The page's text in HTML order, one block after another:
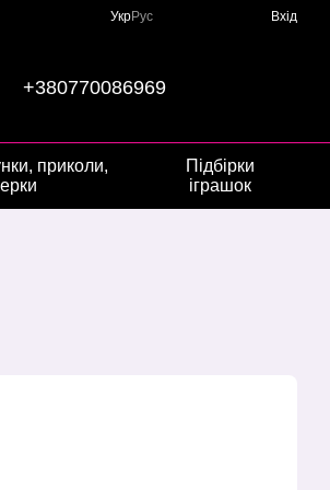
УкрРус Вхід
+380770086969
приколи,
Підбірки
іграшок